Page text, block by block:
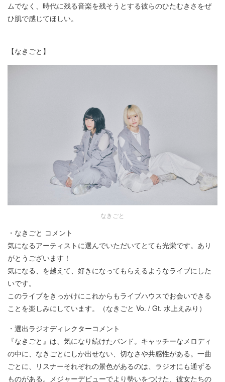
ムでなく、時代に残る音楽を残そうとする彼らのひたむきさをぜ
ひ肌で感じてほしい。
【なきごと】
なきごと
・なきごと コメント
気になるアーティストに選んでいただいてとても光栄です。あり
がとうございます！
気になる、を越えて、好きになってもらえるようなライブにした
いです。
このライブをきっかけにこれからもライブハウスでお会いできる
ことを楽しみにしています。（なきごと Vo. / Gt. 水上えみり）
・選出ラジオディレクターコメント
『なきごと』は、気になり続けたバンド。キャッチーなメロディ
の中に、なきごとにしか出せない、切なさや共感性がある。一曲
ごとに、リスナーそれぞれの景色があるのは、ラジオにも通ずる
ものがある。メジャーデビューでより勢いをつけた、彼女たちの